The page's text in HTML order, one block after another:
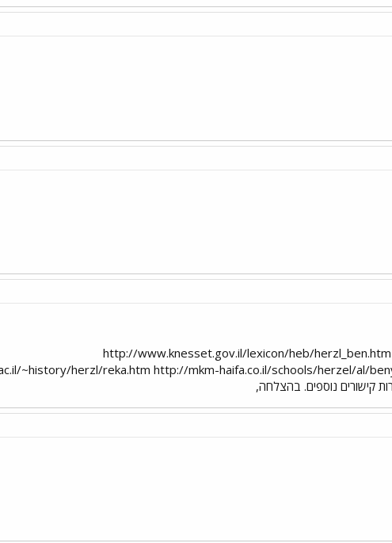
הנה מספר דוגמאות מחיפוש שעשיתי אני במנוע חיפוש מורפיקס: http://www.knesset.gov.il/lexicon/heb/herzl_ben.htm
~history/herzl/reka.htm http://mkm-haifa.co.il/schools/herzel/al/